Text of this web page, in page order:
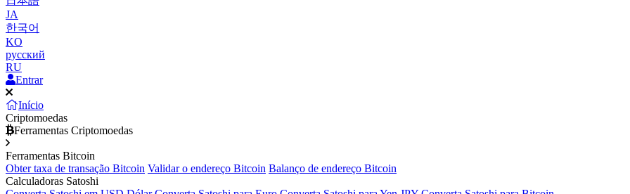
JA
한국어
KO
русский
RU
Entrar
Início
Criptomoedas
Ferramentas Criptomoedas
Ferramentas Bitcoin
Obter taxa de transação Bitcoin Validar o endereço Bitcoin Balanço de endereço Bitcoin
Calculadoras Satoshi